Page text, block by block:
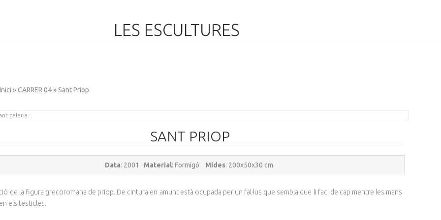
LES ESCULTURES
»CARRER 04» Sant Priop
SANT PRIOP
Data: 2001 Material: Formigó. Mides: 200x50x30 cm.
de la figura grecoromana de priop. De cintura en amunt està ocupada per un fal·lus que sembla que li faci de cap mentre les mans
els testicles.